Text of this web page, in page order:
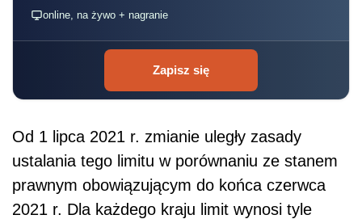
online, na żywo + nagranie
Zapisz się
Od 1 lipca 2021 r. zmianie uległy zasady
ustalania tego limitu w porównaniu ze stanem
prawnym obowiązującym do końca czerwca
2021 r. Dla każdego kraju limit wynosi tyle